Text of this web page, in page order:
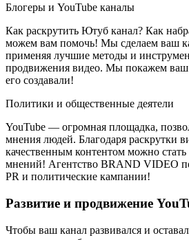
Блогеры и YouTube каналы
Как раскрутить Ютуб канал? Как
можем вам помочь! Мы сделаем ваш
применяя лучшие методы и
продвижения видео. Мы покажем ваш
его создавали!
Политики и общественные деятели
YouTube — огромная площадка,
мнения людей. Благодаря раскрутки
качественным контентом можно
мнений! Агентство BRAND VIDEO
PR и политические кампании!
Развитие и продвижение
Чтобы ваш канал развивался и